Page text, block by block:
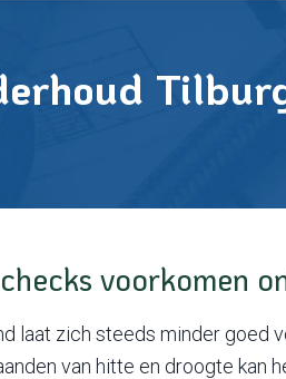
voorkomen
laat zich steeds minder goed
van hitte en droogte kan